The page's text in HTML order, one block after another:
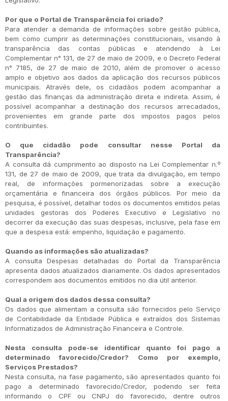
Por que o Portal de Transparência foi criado?
Para atender a demanda de informações sobre gestão pública,
bem como cumprir as determinações constitucionais, visando à
transparência das contas públicas e atendendo à Lei
Complementar n° 131, de 27 de maio de 2009, e o Decreto Federal
n° 7185, de 27 de maio de 2010, além de promover o acesso
amplo e objetivo aos dados da aplicação dos recursos públicos
municipais. Através dele, os cidadãos podem acompanhar a
gestão das finanças da administração direta e indireta. Assim, é
possível acompanhar a destinação dos recursos arrecadados,
provenientes em grande parte dos impostos pagos pelos
contribuintes.
O que cidadão pode consultar nesse Portal da
Transparência?
A consulta dá cumprimento ao disposto na Lei Complementar n.º
131, de 27 de maio de 2009, que trata da divulgação, em tempo
real, de informações pormenorizadas sobre a execução
orçamentária e financeira dos órgãos públicos. Por meio da
pesquisa, é possível, detalhar todos os documentos emitidos pelas
unidades gestoras dos Poderes Executivo e Legislativo no
decorrer da execução das suas despesas, inclusive, pela fase em
que a despesa está: empenho, liquidação e pagamento.
Quando as informações são atualizadas?
A consulta Despesas detalhadas do Portal da Transparência
apresenta dados atualizados diariamente. Os dados apresentados
correspondem aos documentos emitidos no dia útil anterior.
Qual a origem dos dados dessa consulta?
Os dados que alimentam a consulta são fornecidos pelo Serviço
de Contabilidade da Entidade Pública e extraídos dos Sistemas
Informatizados de Administração Financeira e Controle.
Nesta consulta pode-se identificar quanto foi pago a
determinado favorecido/Credor? Como por exemplo,
Serviços Prestados?
Nesta consulta, na fase pagamento, são apresentados quanto foi
pago a determinado favorecido/Credor, podendo ser feita
informando o CPF ou CNPJ do favorecido, dentre outros